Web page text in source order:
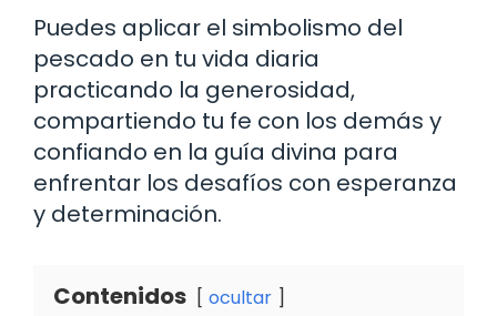
Puedes aplicar el simbolismo del
pescado en tu vida diaria
practicando la generosidad,
compartiendo tu fe con los demás y
confiando en la guía divina para
enfrentar los desafíos con esperanza
y determinación.
Contenidos ocultar